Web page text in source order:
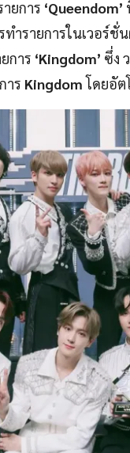
ยการ ‘Queendom’
รายการในเวอร์ชั่
การ ‘Kingdom’ ซึ่ง
าร Kingdomโดยอัต